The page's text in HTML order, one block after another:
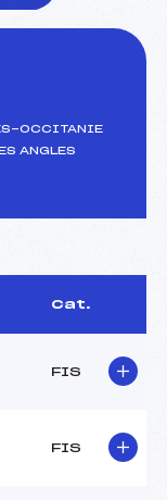
OCCITANIE
ANGLES
Cat.
FIS
FIS